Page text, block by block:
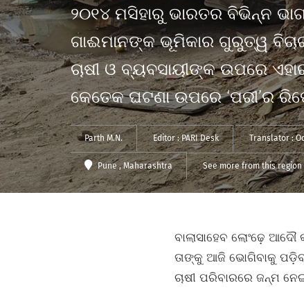
୨୦୧୪ ମସିହାରୁ ଭାରତର ବିଭିନ୍ନ
ଗାଈମାନଙ୍କ ଭୂମିକାର ଗୁରୁତ୍ୱ
ଚାଷୀ ଓ ବ୍ୟବସାୟୀଙ୍କ ଉପରେ
କେତେକ ଘଟଣା ଉପରେ ‘ପରୀ’ର
Parth M.N. Editor :PARI Desk Translator :
Pune , Maharashtra See more from this region
ବାଲାସାହେବ ଲୋଂଢ଼େ
ତାଙ୍କୁ ଆଜି ଭୋଗିବାକୁ
ଚାଷୀ ପରିବାରରେ ଜନ୍ମ